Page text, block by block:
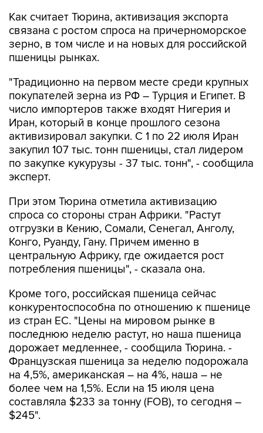
Как считает Тюрина, активизация экспорта
связана с ростом спроса на причерноморское
зерно, в том числе и на новых для российской
пшеницы рынках.
"Традиционно на первом месте среди крупных
покупателей зерна из РФ – Турция и Египет. В
число импортеров также входят Нигерия и
Иран, который в конце прошлого сезона
активизировал закупки. С 1 по 22 июля Иран
закупил 107 тыс. тонн пшеницы, стал лидером
по закупке кукурузы - 37 тыс. тонн", - сообщила
эксперт.
При этом Тюрина отметила активизацию
спроса со стороны стран Африки. "Растут
отгрузки в Кению, Сомали, Сенегал, Анголу,
Конго, Руанду, Гану. Причем именно в
центральную Африку, где ожидается рост
потребления пшеницы", - сказала она.
Кроме того, российская пшеница сейчас
конкурентоспособна по отношению к пшенице
из стран ЕС. "Цены на мировом рынке в
последнюю неделю растут, но наша пшеница
дорожает медленнее, - сообщила Тюрина. -
Французская пшеница за неделю подорожала
на 4,5%, американская – на 4%, наша – не
более чем на 1,5%. Если на 15 июля цена
составляла $233 за тонну (FOB), то сегодня –
$245".